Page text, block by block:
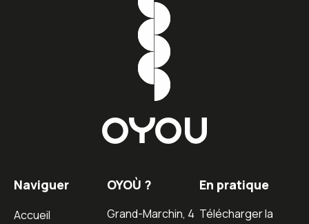
Naviguer
Accueil
OYOÙ ?
Grand-Marchin, 4
En pratique
Télécharger la